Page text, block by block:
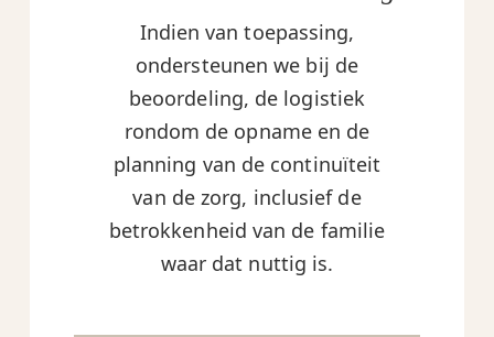
Indien van toepassing,
ondersteunen we bij de
beoordeling, de logistiek
rondom de opname en de
planning van de continuïteit
van de zorg, inclusief de
betrokkenheid van de familie
waar dat nuttig is.